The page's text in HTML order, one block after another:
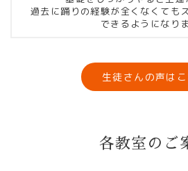
過去に踊りの経験が全くなくても
できるようになりま
生徒さんの声は
各教室のご